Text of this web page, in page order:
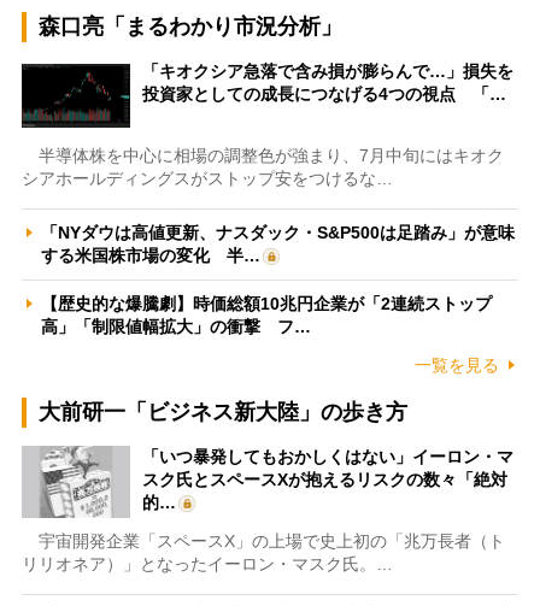
森口亮「まるわかり市況分析」
「キオクシア急落で含み損が膨らんで…」損失を
投資家としての成長につなげる4つの視点 「…
半導体株を中心に相場の調整色が強まり、7月中旬にはキオク
シアホールディングスがストップ安をつけるな…
「NYダウは高値更新、ナスダック・S&P500は足踏み」が意味
する米国株市場の変化 半…
【歴史的な爆騰劇】時価総額10兆円企業が「2連続ストップ
高」「制限値幅拡大」の衝撃 フ…
一覧を見る
大前研一「ビジネス新大陸」の歩き方
「いつ暴発してもおかしくはない」イーロン・マ
スク氏とスペースXが抱えるリスクの数々「絶対
的…
宇宙開発企業「スペースX」の上場で史上初の「兆万長者（ト
リリオネア）」となったイーロン・マスク氏。…